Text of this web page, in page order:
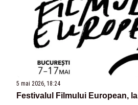
5 mai 2026, 18:24
Festivalul Filmului European,